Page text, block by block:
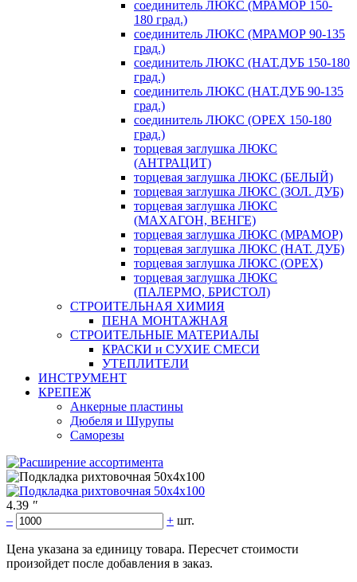
соединитель ЛЮКС (МРАМОР 150-
180 град.)
соединитель ЛЮКС (МРАМОР 90-135
град.)
соединитель ЛЮКС (НАТ.ДУБ 150-180
град.)
соединитель ЛЮКС (НАТ.ДУБ 90-135
град.)
соединитель ЛЮКС (ОРЕХ 150-180
град.)
торцевая заглушка ЛЮКС
(АНТРАЦИТ)
торцевая заглушка ЛЮКС (БЕЛЫЙ)
торцевая заглушка ЛЮКС (ЗОЛ. ДУБ)
торцевая заглушка ЛЮКС
(МАХАГОН, ВЕНГЕ)
торцевая заглушка ЛЮКС (МРАМОР)
торцевая заглушка ЛЮКС (НАТ. ДУБ)
торцевая заглушка ЛЮКС (ОРЕХ)
торцевая заглушка ЛЮКС
(ПАЛЕРМО, БРИСТОЛ)
СТРОИТЕЛЬНАЯ ХИМИЯ
ПЕНА МОНТАЖНАЯ
СТРОИТЕЛЬНЫЕ МАТЕРИАЛЫ
КРАСКИ и СУХИЕ СМЕСИ
УТЕПЛИТЕЛИ
ИНСТРУМЕНТ
КРЕПЕЖ
Анкерные пластины
Дюбеля и Шурупы
Саморезы
4.39 "
–
+ шт.
Цена указана за единицу товара. Пересчет стоимости
произойдет после добавления в заказ.